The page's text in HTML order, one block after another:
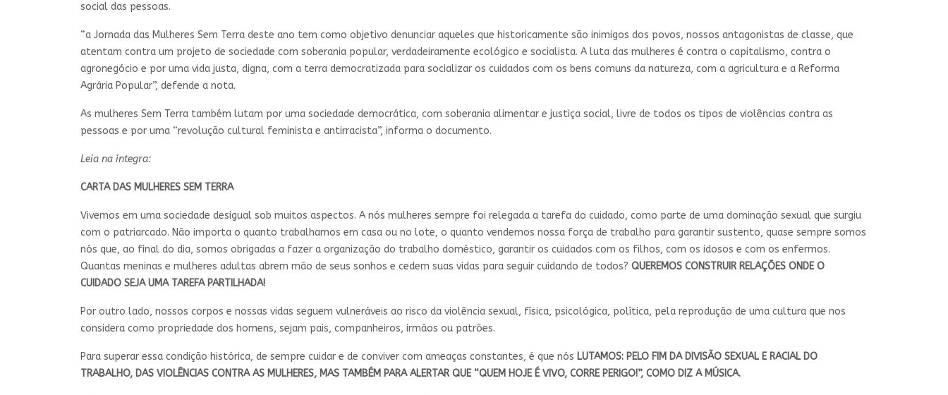
social das pessoas.
“a Jornada das Mulheres Sem Terra deste ano tem como objetivo denunciar aqueles que historicamente são inimigos dos povos, nossos antagonistas de classe, que
atentam contra um projeto de sociedade com soberania popular, verdadeiramente ecológico e socialista. A luta das mulheres é contra o capitalismo, contra o
agronegócio e por uma vida justa, digna, com a terra democratizada para socializar os cuidados com os bens comuns da natureza, com a agricultura e a Reforma
Agrária Popular”, defende a nota.
As mulheres Sem Terra também lutam por uma sociedade democrática, com soberania alimentar e justiça social, livre de todos os tipos de violências contra as
pessoas e por uma “revolução cultural feminista e antirracista”, informa o documento.
Leia na íntegra:
CARTA DAS MULHERES SEM TERRA
Vivemos em uma sociedade desigual sob muitos aspectos. A nós mulheres sempre foi relegada a tarefa do cuidado, como parte de uma dominação sexual que surgiu
com o patriarcado. Não importa o quanto trabalhamos em casa ou no lote, o quanto vendemos nossa força de trabalho para garantir sustento, quase sempre somos
nós que, ao final do dia, somos obrigadas a fazer a organização do trabalho doméstico, garantir os cuidados com os filhos, com os idosos e com os enfermos.
Quantas meninas e mulheres adultas abrem mão de seus sonhos e cedem suas vidas para seguir cuidando de todos? QUEREMOS CONSTRUIR RELAÇÕES ONDE O
CUIDADO SEJA UMA TAREFA PARTILHADA!
Por outro lado, nossos corpos e nossas vidas seguem vulneráveis ao risco da violência sexual, física, psicológica, política, pela reprodução de uma cultura que nos
considera como propriedade dos homens, sejam pais, companheiros, irmãos ou patrões.
Para superar essa condição histórica, de sempre cuidar e de conviver com ameaças constantes, é que nós LUTAMOS: PELO FIM DA DIVISÃO SEXUAL E RACIAL DO
TRABALHO, DAS VIOLÊNCIAS CONTRA AS MULHERES, MAS TAMBÉM PARA ALERTAR QUE “QUEM HOJE É VIVO, CORRE PERIGO!”, COMO DIZ A MÚSICA.